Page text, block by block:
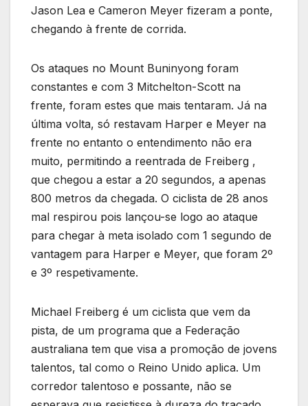
Jason Lea e Cameron Meyer fizeram a ponte,
chegando à frente de corrida.
Os ataques no Mount Buninyong foram
constantes e com 3 Mitchelton-Scott na
frente, foram estes que mais tentaram. Já na
última volta, só restavam Harper e Meyer na
frente no entanto o entendimento não era
muito, permitindo a reentrada de Freiberg ,
que chegou a estar a 20 segundos, a apenas
800 metros da chegada. O ciclista de 28 anos
mal respirou pois lançou-se logo ao ataque
para chegar à meta isolado com 1 segundo de
vantagem para Harper e Meyer, que foram 2º
e 3º respetivamente.
Michael Freiberg é um ciclista que vem da
pista, de um programa que a Federação
australiana tem que visa a promoção de jovens
talentos, tal como o Reino Unido aplica. Um
corredor talentoso e possante, não se